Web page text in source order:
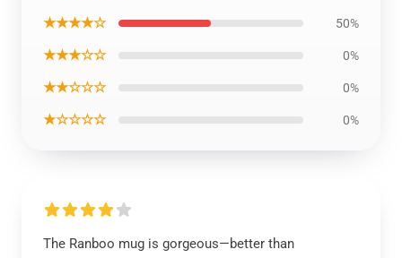
★★★★☆ 50%
★★★☆☆ 0%
★★☆☆☆ 0%
★☆☆☆☆ 0%
The Ranboo mug is gorgeous—better than